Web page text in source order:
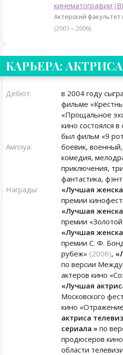
кинематографии
Актерский факультет
(2001 – 2006)
КАРЬЕРА: АКТРИСА
Дебют:
в 2004 году
фильме
«Прощальное
кино состоялся
был фильм «9
Амплуа:
боевик,
комедия,
приключения,
фантастика,
Награды:
«Лучшая
премии
«Лучшая
премии
«Лучшая
премии С. Ф.
рубеж» (2006),
по версии
актеров кино
«Лучшая
Московского
кино
актриса
сериала » по
продюсеров
области